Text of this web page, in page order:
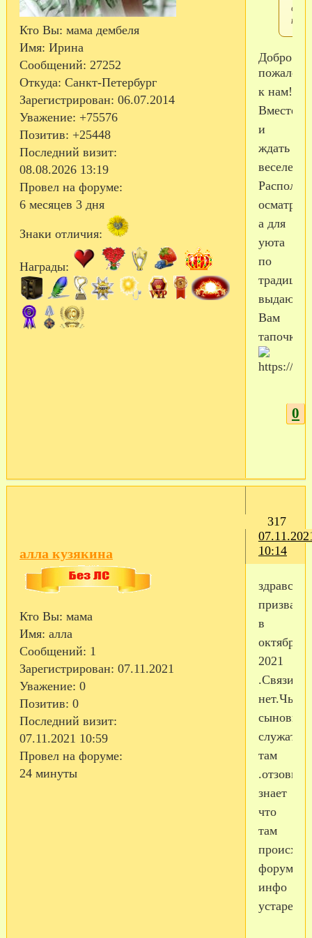
Кто Вы: мама дембеля
Имя: Ирина
Сообщений: 27252
Откуда: Санкт-Петербург
Зарегистрирован: 06.07.2014
Уважение: +75576
Позитив: +25448
Последний визит:
08.08.2026 13:19
Провел на форуме:
6 месяцев 3 дня
Знаки отличия:
Награды:
Добро
к нам!
Вместе
и
ждать
веселее!
а для
уюта
по
традиции
выдаю
Вам
тапочки
0
317
10:14
алла кузякина
Кто Вы: мама
Имя: алла
Сообщений: 1
Зарегистрирован: 07.11.2021
Уважение: 0
Позитив: 0
Последний визит:
07.11.2021 10:59
Провел на форуме:
24 минуты
призвали
в
октябре
2021
.Связи
нет.Чьи
сыновья
служат
там
знает
что
там
форуме
инфо